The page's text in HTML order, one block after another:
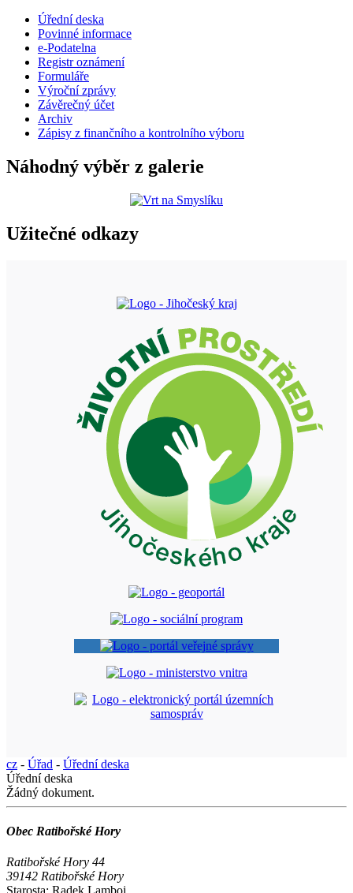
Úřední deska
Povinné informace
e-Podatelna
Registr oznámení
Formuláře
Výroční zprávy
Závěrečný účet
Archiv
Zápisy z finančního a kontrolního výboru
Náhodný výběr z galerie
Užitečné odkazy
cz - Úřad - Úřední deska
Úřední deska
Žádný dokument.
Obec Ratibořské Hory
Ratibořské Hory 44
39142 Ratibořské Hory
Starosta: Radek Lamboj